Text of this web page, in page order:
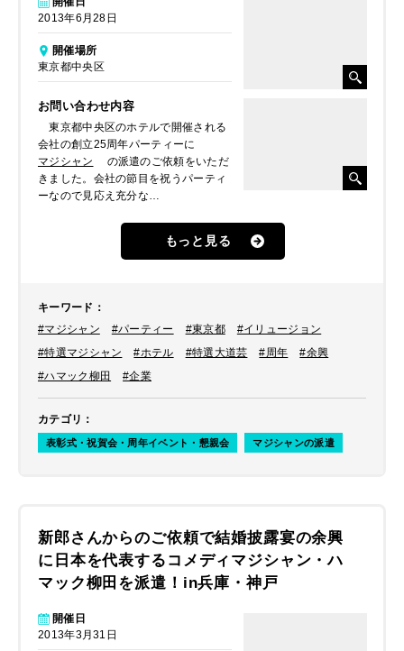
2013年6月28日
開催場所
東京都中央区
お問い合わせ内容
東京都中央区のホテルで開催される
会社の創立25周年パーティーに
マジシャン
の派遣のご依頼をいただ
きました。会社の節目を祝うパーティ
ーなので見応え充分な
りたいとのことでしたので、テレビ番
ハマック柳田
もっと見る
キーワード ：
#マジシャン
#パーティー #東京都
#イリュージョン
#特選マジシャン
#ホテル #特選大道芸 #周年
#余興
#ハマック柳田
#企業
カテゴリ ：
表彰式・祝賀会・周年イベント・懇親会 マジシャンの派遣
新郎さんからのご依頼で結婚披露宴の余興
に日本を代表するコメディマジシャン・ハ
マック柳田を派遣！in兵庫・神戸
開催日
2013年3月31日